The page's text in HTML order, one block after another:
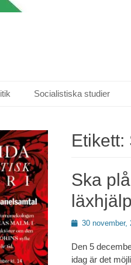
Socialistiska studier
Etikett:
Ska
Publicerad
30 november,
Den 5
idag är det